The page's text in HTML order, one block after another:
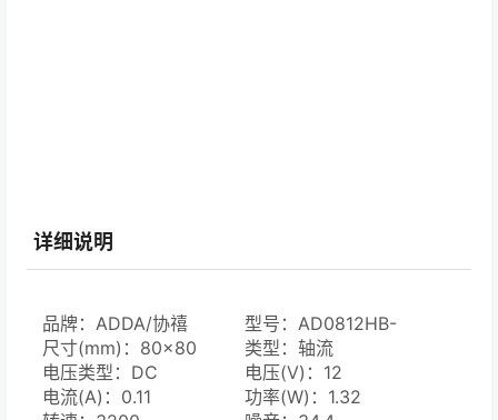
详细说明
品牌：ADDA/协禧
型号：AD0812HB-
D73(N)
尺寸(mm)：80×80
类型：轴流
电压类型：DC
电压(V)：12
电流(A)：0.11
功率(W)：1.32